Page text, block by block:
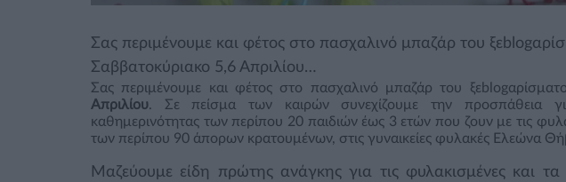
Σας περιμένουμε και φέτος στο πασχαλινό μπαζάρ του
Σαββατοκύριακο 5,6 Απριλίου…
Σας περιμένουμε και φέτος στο πασχαλινό μπαζάρ του
Απριλίου. Σε πείσμα των καιρών συνεχίζουμε την προσπάθεια
καθημερινότητας των περίπου 20 παιδιών έως 3 ετών που ζουν με τις
των περίπου 90 άπορων κρατουμένων, στις γυναικείες φυλακές Ελεώνα
Μαζεύουμε είδη πρώτης ανάγκης για τις φυλακισμένες και